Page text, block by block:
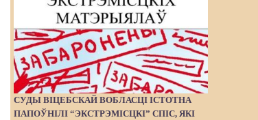
СУДЫ ВІЦЕБСКАЙ ВОБЛАСЦІ ІСТОТНА
ПАПОЎНІЛІ “ЭКСТРЭМІСЦКІ” СПІС, ЯКІ